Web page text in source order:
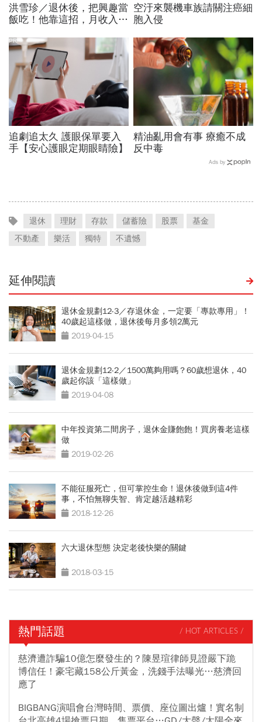
洪雪珍／退休後，把興趣當
飯吃！他靠這招，月收入竟
尾燈
空汙來襲機車族請關注癌細
胞入侵
追劇追太久 護眼保單要入
手【安心護眼定期眼睛險】
PR
精油亂用會有事 療癒不成
反中毒
Ads by
退休 理財 存款 儲蓄險 股票
基金
不動產
樂活 獨特 不遺憾
延伸閱讀
退休金規劃12-3／存退休金，一定要「專款專用」！
40歲起這樣做，退休後每月多領2萬元
2019-04-15
退休金規劃12-2／1500萬夠用嗎？60歲想退休，40
歲起你該「這樣做」
2019-04-08
中年投資第二間房子，退休金賺飽飽！買房養老這樣
做
2019-02-26
不能征服死亡，但可掌控生命！退休後做到這4件
事，不怕無聊失智、肯定越活越精彩
2018-12-26
六大退休型態 決定老後快樂的關鍵
2018-03-15
熱門話題 / HOT ARTICLES /
慈濟遭詐騙10億怎麼發生的？陳昱瑄律師見證嚴下跪
博信任！豪宅藏158公斤黃金，洗錢手法曝光…慈濟回
應了
BIGBANG演唱會台灣時間、票價、座位圖出爐！實名制